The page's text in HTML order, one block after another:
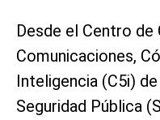
Desde el Centro de
Comunicaciones,
Inteligencia (C5i)
Seguridad Pública